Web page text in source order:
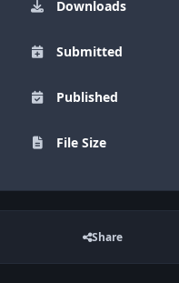
Downloads
Submitted
Published
File Size
Share